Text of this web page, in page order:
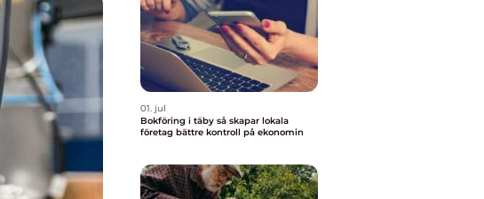
01. jul
Bokföring i täby så skapar lokala
företag bättre kontroll på ekonomin